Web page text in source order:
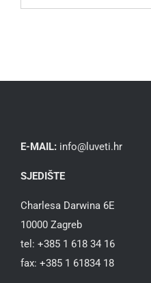
E-MAIL: info@luveti.hr
SJEDIŠTE
Charlesa Darwina 6E
10000 Zagreb
tel: +385 1 618 34 16
fax: +385 1 61834 18